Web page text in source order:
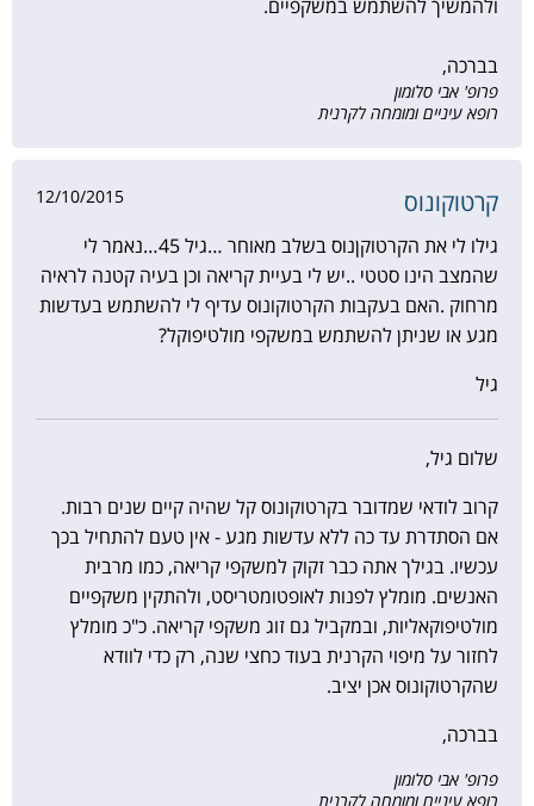
ולהמשיך להשתמש במשקפיים.
בברכה,
פרופ' אבי סלומון
רופא עיניים ומומחה לקרנית
קרטוקונוס 12/10/2015
גילו לי את הקרטוקןנוס בשלב מאוחר …גיל 45…נאמר לי
שהמצב הינו סטטי ..יש לי בעיית קריאה וכן בעיה קטנה לראיה
מרחוק .האם בעקבות הקרטוקונוס עדיף לי להשתמש בעדשות
מגע או שניתן להשתמש במשקפי מולטיפוקל?
גיל
שלום גיל,
קרוב לודאי שמדובר בקרטוקונוס קל שהיה קיים שנים רבות.
אם הסתדרת עד כה ללא עדשות מגע - אין טעם להתחיל בכך
עכשיו. בגילך אתה כבר זקוק למשקפי קריאה, כמו מרבית
האנשים. מומלץ לפנות לאופטומטריסט, ולהתקין משקפיים
מולטיפוקאליות, ובמקביל גם זוג משקפי קריאה. כ"כ מומלץ
לחזור על מיפוי הקרנית בעוד כחצי שנה, רק כדי לוודא
שהקרטוקונוס אכן יציב.
בברכה,
פרופ' אבי סלומון
רופא עיניים ומומחה לקרנית